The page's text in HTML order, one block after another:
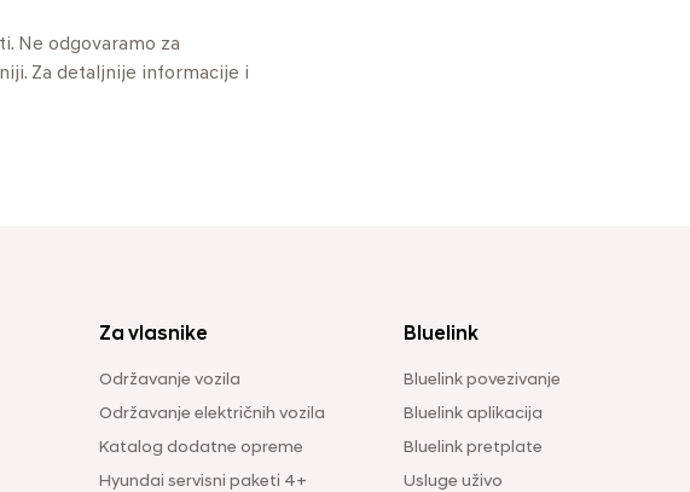
Ne odgovaramo za
Za detaljnije informacije i
Za vlasnike
Održavanje vozila
Održavanje električnih vozila
Katalog dodatne opreme
Hyundai servisni paketi 4+
Bluelink
Bluelink povezivanje
Bluelink aplikacija
Bluelink pretplate
Usluge uživo